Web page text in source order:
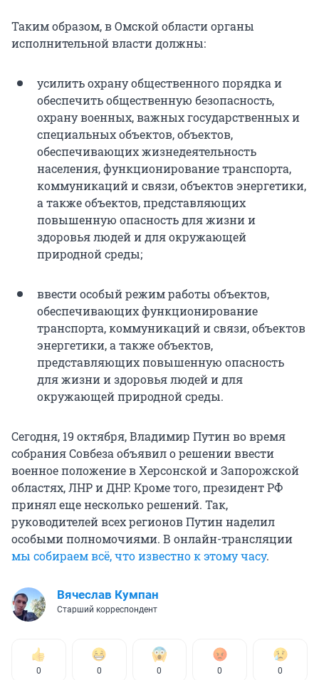
Таким образом, в Омской области органы
исполнительной власти должны:
усилить охрану общественного порядка и
обеспечить общественную безопасность,
охрану военных, важных государственных и
специальных объектов, объектов,
обеспечивающих жизнедеятельность
населения, функционирование транспорта,
коммуникаций и связи, объектов энергетики,
а также объектов, представляющих
повышенную опасность для жизни и
здоровья людей и для окружающей
природной среды;
ввести особый режим работы объектов,
обеспечивающих функционирование
транспорта, коммуникаций и связи, объектов
энергетики, а также объектов,
представляющих повышенную опасность
для жизни и здоровья людей и для
окружающей природной среды.
Сегодня, 19 октября, Владимир Путин во время
собрания Совбеза объявил о решении ввести
военное положение в Херсонской и Запорожской
областях, ЛНР и ДНР. Кроме того, президент РФ
принял еще несколько решений. Так,
руководителей всех регионов Путин наделил
особыми полномочиями. В онлайн-трансляции
мы собираем всё, что известно к этому часу.
Вячеслав Кумпан
Старший корреспондент
0 0 0 0 0